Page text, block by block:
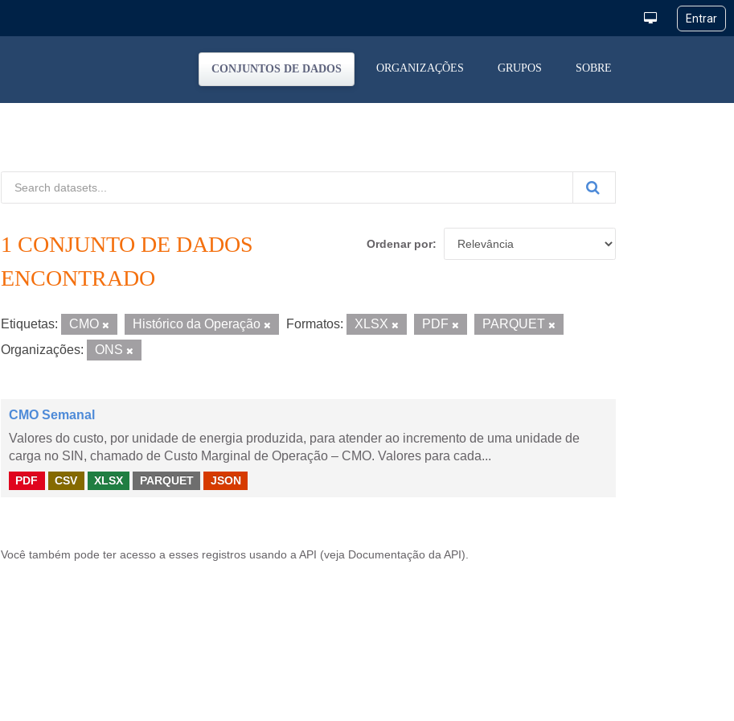
CONJUNTOS DE DADOS ORGANIZAÇÕES GRUPOS SOBRE
Ordenar por
1 CONJUNTO DE DADOS
ENCONTRADO
Etiquetas: CMO Histórico da Operação Formatos: XLSX PDF
PARQUET
Organizações:
ONS
CMO Semanal
Valores do custo, por unidade de energia produzida, para atender ao incremento de uma unidade de
carga no SIN, chamado de Custo Marginal de Operação – CMO. Valores para cada...
PDF CSV XLSX PARQUET JSON
Você também pode ter acesso a esses registros usando a API (veja Documentação da API ).